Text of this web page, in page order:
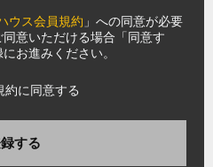
ウス会員規約 」への同意が必要
意いただける場合「同意す
お進みください。
約に同意する
する